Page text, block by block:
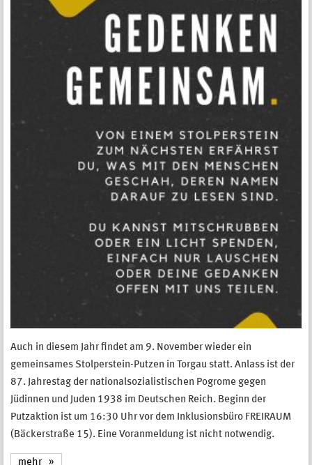
Auch in diesem Jahr findet am 9. November wieder ein
gemeinsames Stolperstein-Putzen in Torgau statt. Anlass ist der
87. Jahrestag der nationalsozialistischen Pogrome gegen
Jüdinnen und Juden 1938 im Deutschen Reich. Beginn der
Putzaktion ist um 16:30 Uhr vor dem Inklusionsbüro FREIRAUM
(Bäckerstraße 15). Eine Voranmeldung ist nicht notwendig.
mehr